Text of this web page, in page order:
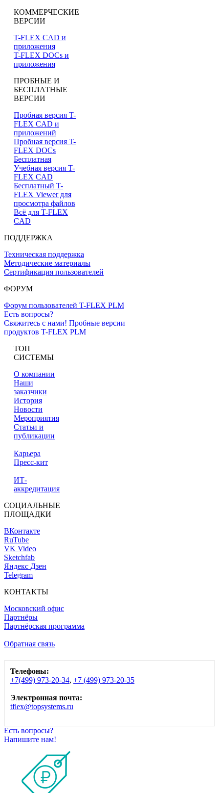
КОММЕРЧЕСКИЕ
ВЕРСИИ
T-FLEX CAD и
приложения
T-FLEX DOCs и
приложения
ПРОБНЫЕ И
БЕСПЛАТНЫЕ
ВЕРСИИ
Пробная версия T-
FLEX CAD и
приложений
Пробная версия T-
FLEX DOCs
Бесплатная
Учебная версия T-
FLEX CAD
Бесплатный T-
FLEX Viewer для
просмотра файлов
Всё для T-FLEX
CAD
ПОДДЕРЖКА
Техническая поддержка
Методические материалы
Сертификация пользователей
ФОРУМ
Форум пользователей T-FLEX PLM
Есть вопросы?
Свяжитесь с нами! Пробные версии
продуктов T-FLEX PLM
ТОП
СИСТЕМЫ
О компании
Наши
заказчики
История
Новости
Мероприятия
Статьи и
публикации
Карьера
Пресс-кит
ИТ-
аккредитация
СОЦИАЛЬНЫЕ
ПЛОЩАДКИ
ВКонтакте
RuTube
VK Video
Sketchfab
Яндекс Дзен
Telegram
КОНТАКТЫ
Московский офис
Партнёры
Партнёрская программа
Обратная связь
Телефоны:
+7(499) 973-20-34, +7 (499) 973-20-35
Электронная почта:
tflex@topsystems.ru
Есть вопросы?
Напишите нам!